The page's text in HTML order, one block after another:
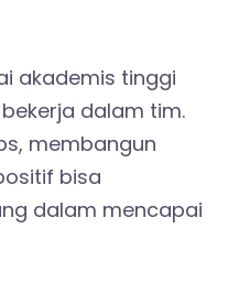
akademis tinggi
dalam tim.
membangun
bisa
dalam mencapai